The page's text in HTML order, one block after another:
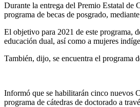
Durante la entrega del Premio Estatal de
programa de becas de posgrado,
El objetivo para 2021 de este programa,
educación dual, así como a mujeres
También, dijo, se encuentra el programa
Informó que se habilitarán cinco nuevos
programa de cátedras de doctorado a